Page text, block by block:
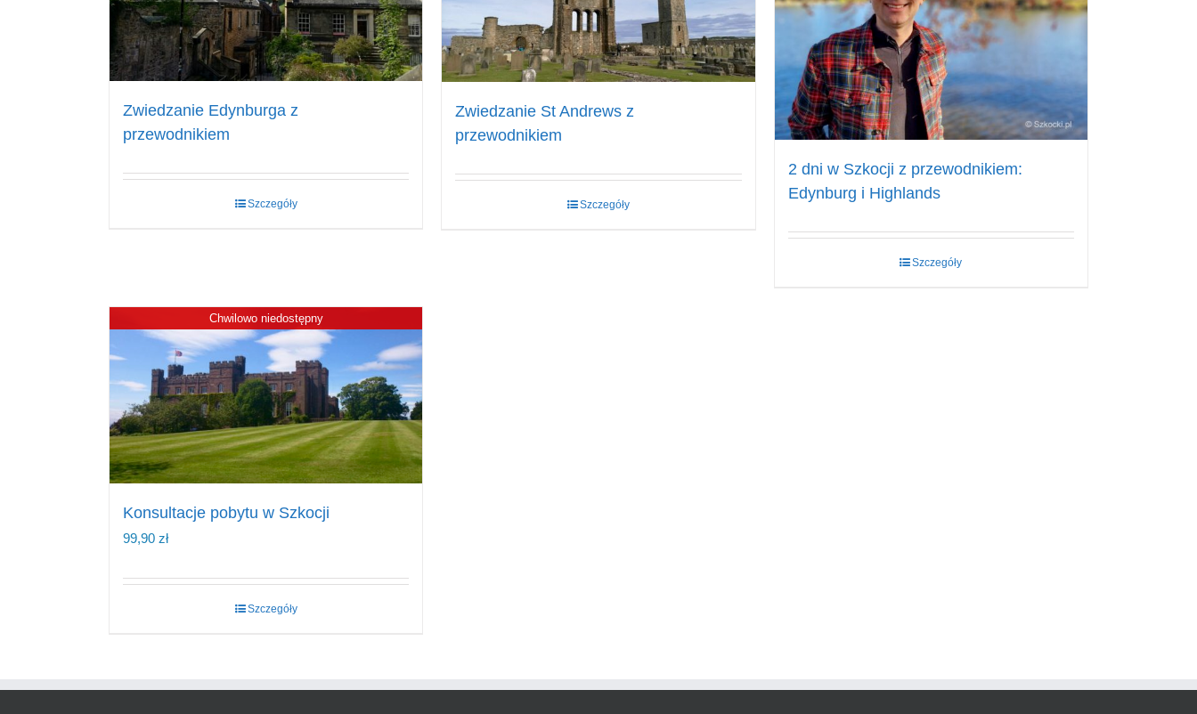
Zwiedzanie Edynburga z
przewodnikiem
Szczegóły
Zwiedzanie St Andrews z
przewodnikiem
Szczegóły
2 dni w Szkocji z przewodnikiem:
Edynburg i Highlands
Szczegóły
Chwilowo niedostępny
Konsultacje pobytu w Szkocji
99,90 zł
Szczegóły